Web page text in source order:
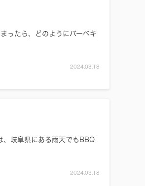
ったら、どのようにバーベキ
2024.03.18
、岐阜県にある雨天でもBBQ
2024.03.18